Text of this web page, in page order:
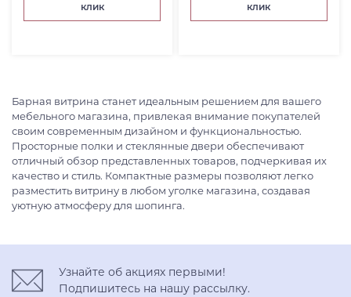
Категория товара
клик
клик
Барная витрина станет идеальным решением для вашего
мебельного магазина, привлекая внимание покупателей
своим современным дизайном и функциональностью.
Просторные полки и стеклянные двери обеспечивают
отличный обзор представленных товаров, подчеркивая их
качество и стиль. Компактные размеры позволяют легко
разместить витрину в любом уголке магазина, создавая
уютную атмосферу для шопинга.
Узнайте об акциях первыми!
Подпишитесь на нашу рассылку.